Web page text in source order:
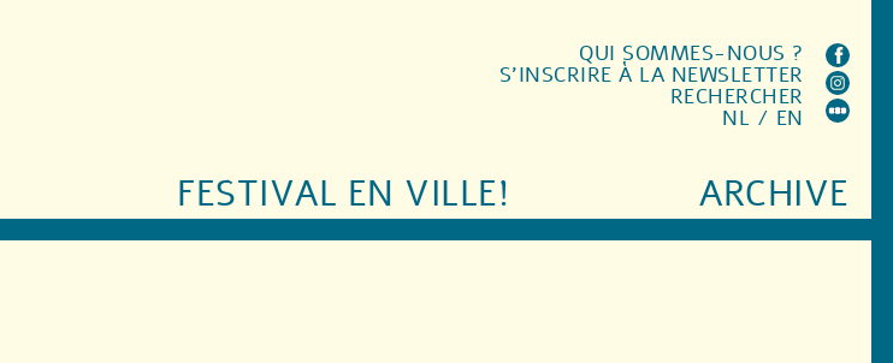
FESTIVAL EN VILLE! ARCHIVE
QUI SOMMES-NOUS ?
S'INSCRIRE À LA NEWSLETTER
RECHERCHER
NL / EN